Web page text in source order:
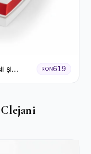
și
RON619